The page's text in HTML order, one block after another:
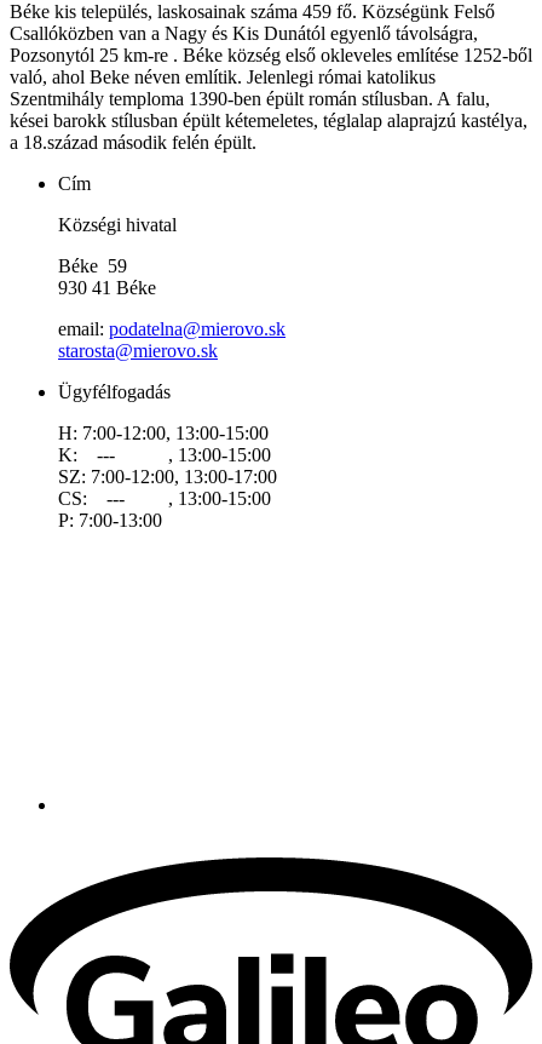
Béke kis település, laskosainak száma 459 fő. Községünk Felső
Csallóközben van a Nagy és Kis Dunától egyenlő távolságra,
Pozsonytól 25 km-re . Béke község első okleveles említése 1252-ből
való, ahol Beke néven említik. Jelenlegi római katolikus
Szentmihály temploma 1390-ben épült román stílusban. A falu,
kései barokk stílusban épült kétemeletes, téglalap alaprajzú kastélya,
a 18.század második felén épült.
Cím
Községi hivatal
Béke 59
930 41 Béke
email: podatelna@mierovo.sk
starosta@mierovo.sk
Ügyfélfogadás
H: 7:00-12:00, 13:00-15:00
K: --- , 13:00-15:00
SZ: 7:00-12:00, 13:00-17:00
CS: --- , 13:00-15:00
P: 7:00-13:00